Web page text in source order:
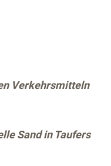
Verkehrsmitteln
Sand in Taufers